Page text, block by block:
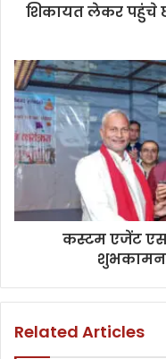
शिकायत लेकर पहुंचे
कस्टम एजेंट
Related Articles